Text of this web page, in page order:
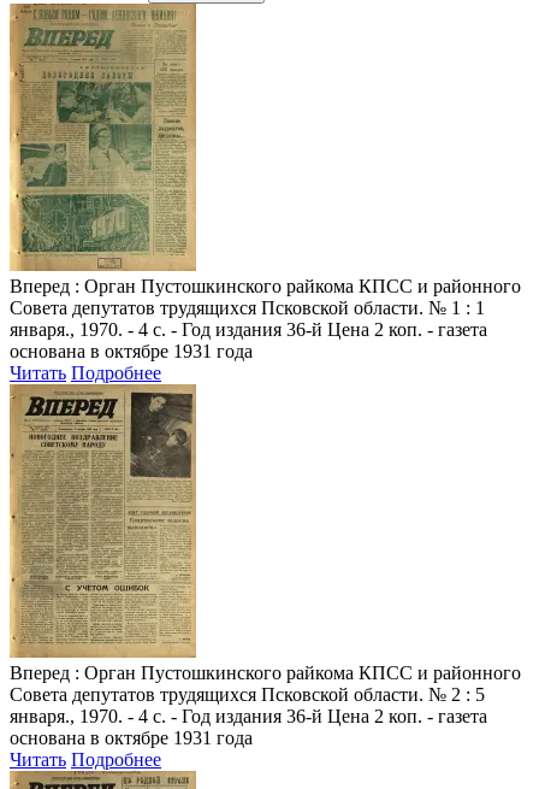
Вперед : Орган Пустошкинского райкома КПСС и районного
Совета депутатов трудящихся Псковской области. № 1 : 1
января., 1970. - 4 с. - Год издания 36-й Цена 2 коп. - газета
основана в октябре 1931 года
Читать Подробнее
Вперед : Орган Пустошкинского райкома КПСС и районного
Совета депутатов трудящихся Псковской области. № 2 : 5
января., 1970. - 4 с. - Год издания 36-й Цена 2 коп. - газета
основана в октябре 1931 года
Читать Подробнее